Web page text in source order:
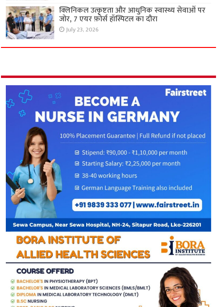
क्लिनिकल उत्कृष्टता और आधुनिक स्वास्थ्य सेवाओं पर
जोर, 7 एयर फ़ोर्स हॉस्पिटल का दौरा
July 23, 2026